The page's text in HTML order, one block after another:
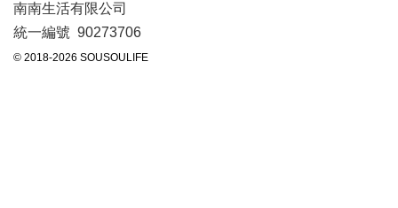
南南生活有限公司
統一編號 90273706
© 2018-2026 SOUSOULIFE